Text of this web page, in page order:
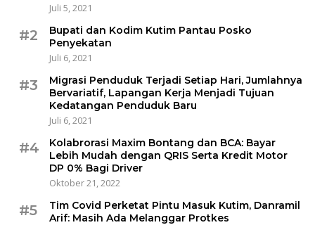
Juli 5, 2021
#2
Bupati dan Kodim Kutim Pantau Posko
Penyekatan
Juli 6, 2021
#3
Migrasi Penduduk Terjadi Setiap Hari, Jumlahnya
Bervariatif, Lapangan Kerja Menjadi Tujuan
Kedatangan Penduduk Baru
Juli 6, 2021
#4
Kolabrorasi Maxim Bontang dan BCA: Bayar
Lebih Mudah dengan QRIS Serta Kredit Motor
DP 0% Bagi Driver
Oktober 21, 2022
#5
Tim Covid Perketat Pintu Masuk Kutim, Danramil
Arif: Masih Ada Melanggar Protkes